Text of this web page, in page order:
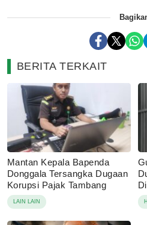
BERITA TERKAIT
Mantan Kepala Bapenda
Donggala Tersangka Dugaan
Korupsi Pajak Tambang
LAIN LAIN